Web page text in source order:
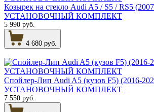
Козырек на стекло Audi A5 / S5 / RS5
УСТАНОВОЧНЫЙ КОМПЛЕКТ
5 990 руб.
4 680 руб.
Спойлер-Лип Audi A5 (кузов F5) (2016-
УСТАНОВОЧНЫЙ КОМПЛЕКТ
7 550 руб.